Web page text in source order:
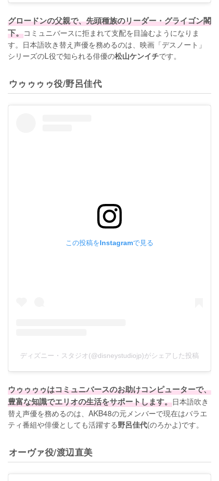
グロードンの父親で、先頭種族のリーダー・グライゴン閣
下。コミュニバースに拒まれて支配を目論むようになりま
す。日本語吹き替え声優を務めるのは、映画「デスノート」
シリーズのL役で知られる俳優の松山ケンイチです。
ウゥゥゥゥ役/野呂佳代
この投稿をInstagramで見る
ディズニー・スタジオ(@disneystudiojp)がシェアした投稿
ウゥゥゥゥはコミュニバースのお助けコンピューターで、
豊富な知識でエリオの生活をサポートします。日本語吹き
替え声優を務めるのは、AKB48の元メンバーで現在はバラエ
ティ番組や俳優としても活躍する野呂佳代(のろかよ)です。
オーヴァ役/渡辺直美